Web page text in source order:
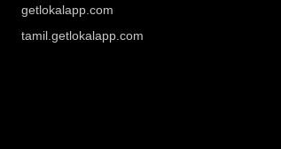
getlokalapp.com
tamil.getlokalapp.com